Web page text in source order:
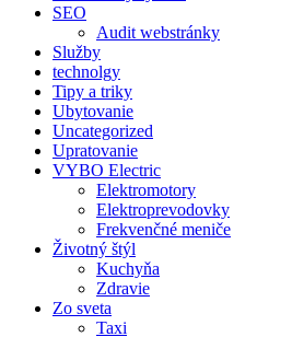
SEO
Audit webstránky
Služby
technolgy
Tipy a triky
Ubytovanie
Uncategorized
Upratovanie
VYBO Electric
Elektromotory
Elektroprevodovky
Frekvenčné meniče
Životný štýl
Kuchyňa
Zdravie
Zo sveta
Taxi